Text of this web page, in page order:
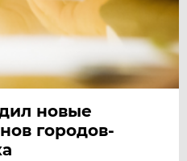
новые
городов-